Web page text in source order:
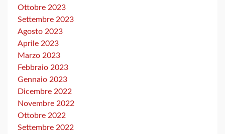
Ottobre 2023
Settembre 2023
Agosto 2023
Aprile 2023
Marzo 2023
Febbraio 2023
Gennaio 2023
Dicembre 2022
Novembre 2022
Ottobre 2022
Settembre 2022